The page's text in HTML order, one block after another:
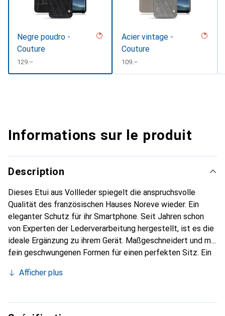
Negre poudro -
Couture
CHF
129.–
Acier vintage -
Couture
CHF
109.–
Informations sur le produit
Description
Dieses Etui aus Vollleder spiegelt die anspruchsvolle
Qualität des französischen Hauses Noreve wieder. Ein
eleganter Schutz für ihr Smartphone. Seit Jahren schon
von Experten der Lederverarbeitung hergestellt, ist es die
ideale Ergänzung zu ihrem Gerät. Maßgeschneidert und mit
fein geschwungenen Formen für einen perfekten Sitz. Ein
Smartphone. Die Marke Noreve ist international für seine
Wahl für den anspruchsvollen Kunden.
Afficher plus